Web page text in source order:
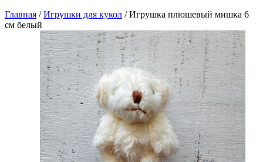
Главная /Игрушки для кукол /Игрушка плюшевый мишка 6
см белый